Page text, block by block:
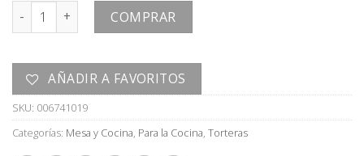
ASADERA cantidadCOMPRAR
AÑADIR A FAVORITOS
SKU: 006741019
Categorías: Mesa y Cocina, Para la Cocina, Torteras